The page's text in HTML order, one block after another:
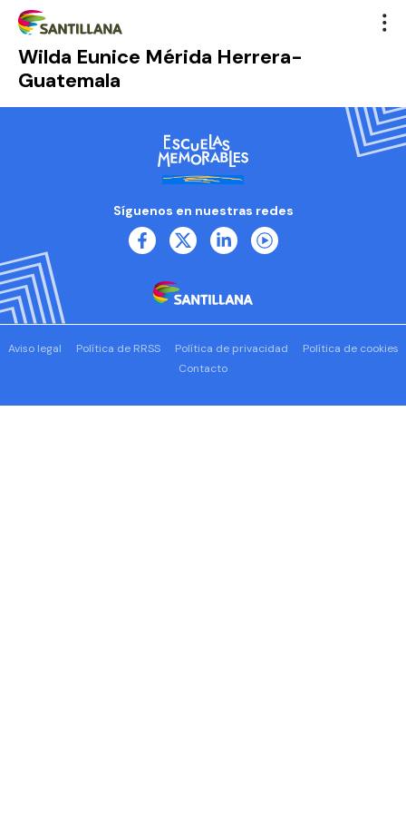
Wilda Eunice Mérida Herrera-
Guatemala
Síguenos en nuestras redes
Aviso legal Política de RRSS Política de privacidad
Política de cookies
Contacto